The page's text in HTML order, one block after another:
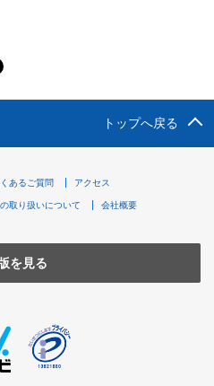
トップへ戻る
くあるご質問 アクセス
取り扱いについて 会社概要
を見る